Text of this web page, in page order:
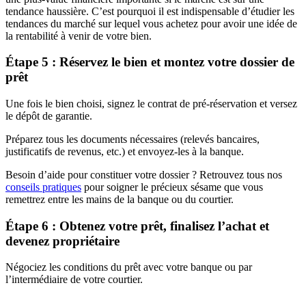
tendance haussière. C’est pourquoi il est indispensable d’étudier les
tendances du marché sur lequel vous achetez pour avoir une idée de
la rentabilité à venir de votre bien.
Étape 5 : Réservez le bien et montez votre dossier de
prêt
Une fois le bien choisi, signez le contrat de pré-réservation et versez
le dépôt de garantie.
Préparez tous les documents nécessaires (relevés bancaires,
justificatifs de revenus, etc.) et envoyez-les à la banque.
Besoin d’aide pour constituer votre dossier ? Retrouvez tous nos
conseils pratiques pour soigner le précieux sésame que vous
remettrez entre les mains de la banque ou du courtier.
Étape 6 : Obtenez votre prêt, finalisez l’achat et
devenez propriétaire
Négociez les conditions du prêt avec votre banque ou par
l’intermédiaire de votre courtier.